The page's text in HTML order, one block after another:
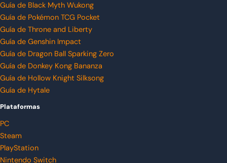
Guía de Black Myth Wukong
Guía de Pokémon TCG Pocket
Guía de Throne and Liberty
Guía de Genshin Impact
Guía de Dragon Ball Sparking Zero
Guía de Donkey Kong Bananza
Guía de Hollow Knight Silksong
Guía de Hytale
Plataformas
PC
Steam
PlayStation
Nintendo Switch